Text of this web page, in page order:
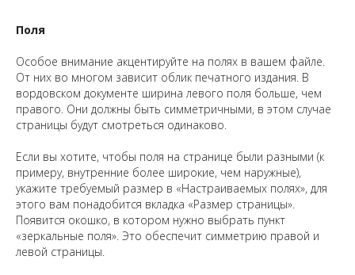
Поля
Особое внимание акцентируйте на полях в вашем файле.
От них во многом зависит облик печатного издания. В
вордовском документе ширина левого поля больше, чем
правого. Они должны быть симметричными, в этом случае
страницы будут смотреться одинаково.
Если вы хотите, чтобы поля на странице были разными (к
примеру, внутренние более широкие, чем наружные),
укажите требуемый размер в «Настраиваемых полях», для
этого вам понадобится вкладка «Размер страницы».
Появится окошко, в котором нужно выбрать пункт
«зеркальные поля». Это обеспечит симметрию правой и
левой страницы.